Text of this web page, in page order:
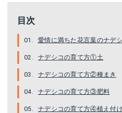
目次
愛情に満ちた花言葉のナデ
ナデシコの育て方①土
ナデシコの育て方②種まき
ナデシコの育て方③肥料
ナデシコの育て方④植え付